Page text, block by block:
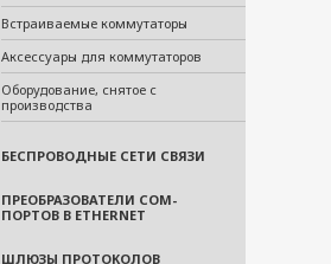
Встраиваемые коммутаторы
Аксессуары для коммутаторов
Оборудование, снятое с
производства
БЕСПРОВОДНЫЕ СЕТИ СВЯЗИ
ПРЕОБРАЗОВАТЕЛИ COM-
ПОРТОВ В ETHERNET
ШЛЮЗЫ ПРОТОКОЛОВ